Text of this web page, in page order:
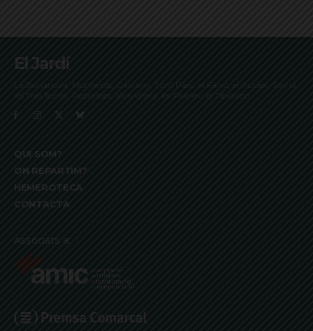
El Jardí
La Bonanova, Monterols, Galvany, Turó Parc, el Farró, el Putxet, Sarrià,
les Tres Torres, Pedralbes, Vallvidrera, les Planes i el Tibidabo
QUI SOM?
ON REPARTIM?
HEMEROTECA
CONTACTA
Associats a: